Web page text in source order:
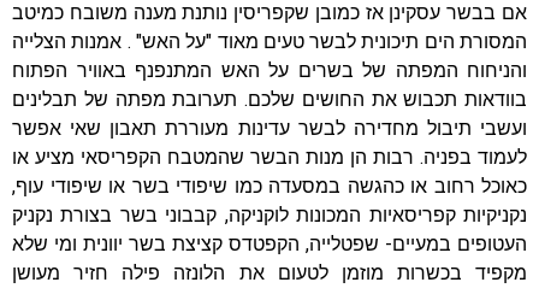
אם בבשר עסקינן אז כמובן שקפריסין נותנת מענה משובח כמיטב
המסורת הים תיכונית לבשר טעים מאוד "על האש" . אמנות הצלייה
והניחוח המפתה של בשרים על האש המתנפנף באוויר הפתוח
בוודאות תכבוש את החושים שלכם. תערובת מפתה של תבלינים
ועשבי תיבול מחדירה לבשר עדינות מעוררת תאבון שאי אפשר
לעמוד בפניה. רבות הן מנות הבשר שהמטבח הקפריסאי מציע או
כאוכל רחוב או כהגשה במסעדה כמו שיפודי בשר או שיפודי עוף,
נקניקיות קפריסאיות המכונות לוקניקה, קבבוני בשר בצורת נקניק
העטופים במעיים- שפטלייה, הקפטדס קציצת בשר יוונית ומי שלא
מקפיד בכשרות מוזמן לטעום את הלונזה פילה חזיר מעושן